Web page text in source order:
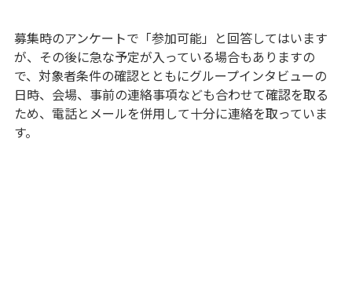
募集時のアンケートで「参加可能」と回答してはいます
が、その後に急な予定が入っている場合もありますの
で、対象者条件の確認とともにグループインタビューの
日時、会場、事前の連絡事項なども合わせて確認を取る
ため、電話とメールを併用して十分に連絡を取っていま
す。